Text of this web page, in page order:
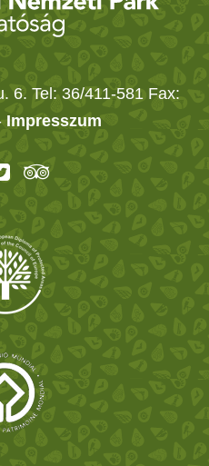
6. Tel: 36/411-581 Fax:
Impresszum